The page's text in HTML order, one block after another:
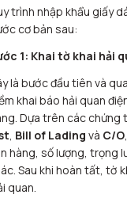
trình nhập khẩu giấy
cơ bản sau:
1: Khai tờ khai hải
là bước đầu tiên và
khai báo hải quan
Dựa trên các chứng
, Bill of Lading và C/O
hàng, số lượng, trọng
Sau khi hoàn tất, tờ
quan.